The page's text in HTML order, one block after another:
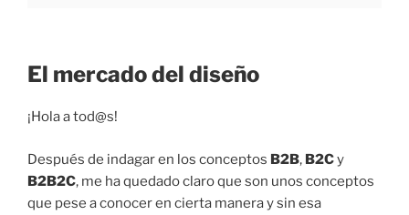
El mercado del diseño
¡Hola a tod@s!
Después de indagar en los conceptos B2B, B2Cy
B2B2C, me ha quedado claro que son unos conceptos
que pese a conocer en cierta manera y sin esa